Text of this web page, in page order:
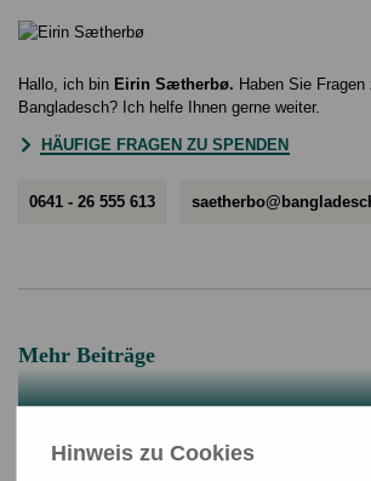
Hallo, ich bin Eirin Sætherbø. Haben Sie
Bangladesch? Ich helfe Ihnen gerne weiter.
HÄUFIGE FRAGEN ZU SPENDEN
0641 - 26 555 613
Mehr Beiträge
Stimmen der Stärke aus
Hinweis zu Cookies